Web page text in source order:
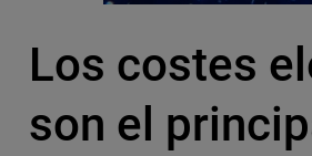
Los costes
son el